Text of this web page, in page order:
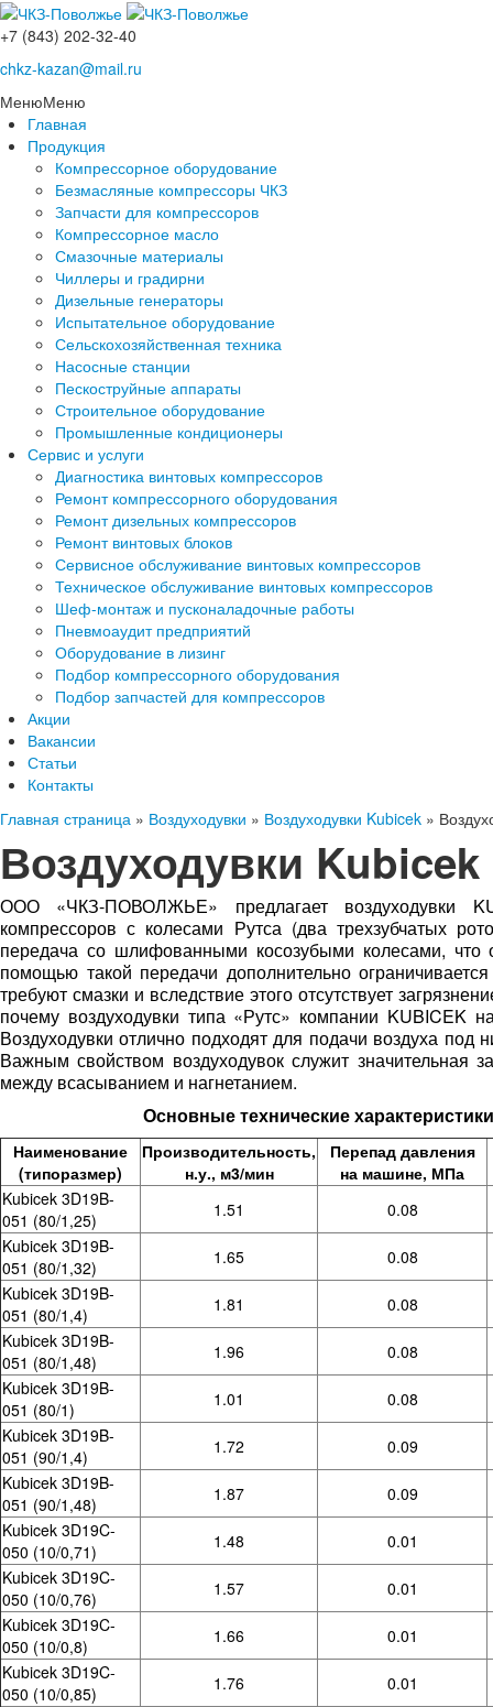
+7 (843) 202-32-40
chkz-kazan@mail.ru
МенюМеню
Главная
Продукция
Компрессорное оборудование
Безмасляные компрессоры ЧКЗ
Запчасти для компрессоров
Компрессорное масло
Смазочные материалы
Чиллеры и градирни
Дизельные генераторы
Испытательное оборудование
Сельскохозяйственная техника
Насосные станции
Пескоструйные аппараты
Строительное оборудование
Промышленные кондиционеры
Сервис и услуги
Диагностика винтовых компрессоров
Ремонт компрессорного оборудования
Ремонт дизельных компрессоров
Ремонт винтовых блоков
Сервисное обслуживание винтовых компрессоров
Техническое обслуживание винтовых компрессоров
Шеф-монтаж и пусконаладочные работы
Пневмоаудит предприятий
Оборудование в лизинг
Подбор компрессорного оборудования
Подбор запчастей для компрессоров
Акции
Вакансии
Статьи
Контакты
Главная страница » Воздуходувки » Воздуходувки Kubicek »
Воздуходувки Kubicek
ООО «ЧКЗ-ПОВОЛЖЬЕ» предлагает воздуходувки
компрессоров с колесами Рутса (два трехзубчатых
передача со шлифованными косозубыми колесами,
помощью такой передачи дополнительно
требуют смазки и вследствие этого отсутствует
почему воздуходувки типа «Рутс» компании KUBICEK
Воздуходувки отлично подходят для подачи воздуха
Важным свойством воздуходувок служит значительная
между всасыванием и нагнетанием.
Основные технические
Наименование
(типоразмер)
Производительность,
н.у., м3/мин
Перепад давления
на машине, МПа
Kubicek 3D19B-
051 (80/1,25)
1.51
0.08
Kubicek 3D19B-
051 (80/1,32)
1.65
0.08
Kubicek 3D19B-
051 (80/1,4)
1.81
0.08
Kubicek 3D19B-
051 (80/1,48)
1.96
0.08
Kubicek 3D19B-
051 (80/1)
1.01
0.08
Kubicek 3D19B-
051 (90/1,4)
1.72
0.09
Kubicek 3D19B-
051 (90/1,48)
1.87
0.09
Kubicek 3D19C-
050 (10/0,71)
1.48
0.01
Kubicek 3D19C-
050 (10/0,76)
1.57
0.01
Kubicek 3D19C-
050 (10/0,8)
1.66
0.01
Kubicek 3D19C-
050 (10/0,85)
1.76
0.01